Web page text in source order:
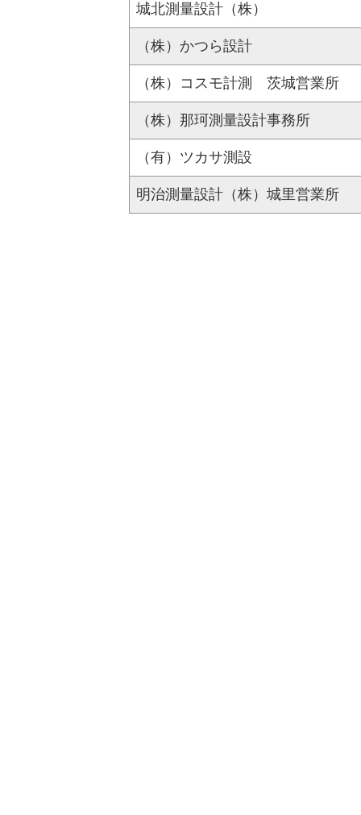
城北測量設計（株）
（株）かつら設計
（株）コスモ計測 茨城営業所
（株）那珂測量設計事務所
（有）ツカサ測設
明治測量設計（株）城里営業所